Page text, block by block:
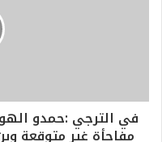
في الترجي :حمدو
مفاجأة غير متوقعة